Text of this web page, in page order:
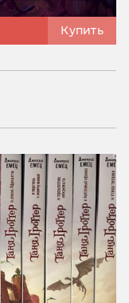
Купить